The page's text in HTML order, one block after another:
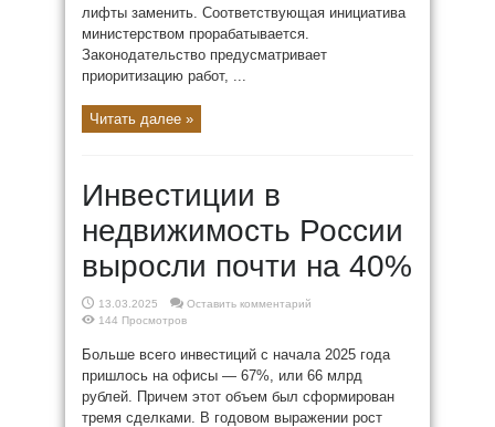
лифты заменить. Соответствующая инициатива
министерством прорабатывается.
Законодательство предусматривает
приоритизацию работ, ...
Читать далее »
Инвестиции в
недвижимость России
выросли почти на 40%
13.03.2025
Оставить комментарий
144 Просмотров
Больше всего инвестиций с начала 2025 года
пришлось на офисы — 67%, или 66 млрд
рублей. Причем этот объем был сформирован
тремя сделками. В годовом выражении рост